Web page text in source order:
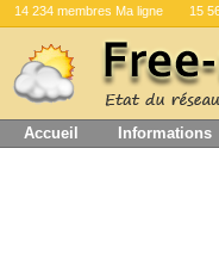
14 234 membres Ma ligne 15
Accueil Informations